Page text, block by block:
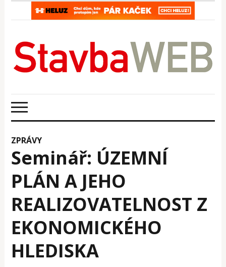
ZPRÁVY
Seminář: ÚZEMNÍ
PLÁN A JEHO
REALIZOVATELNOST Z
EKONOMICKÉHO
HLEDISKA